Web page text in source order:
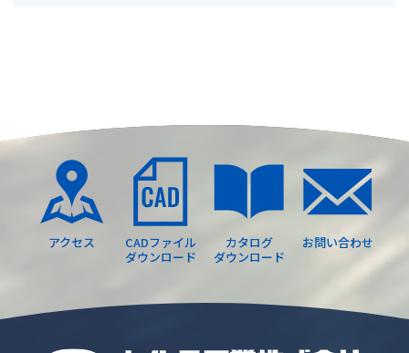
アクセス
CADファイル
ダウンロード
カタログ
ダウンロード
お問い合わせ